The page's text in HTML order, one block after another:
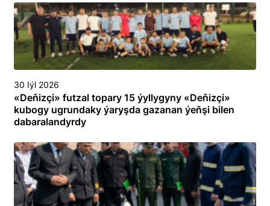
30 Iýl 2026
«Deňizçi» futzal topary 15 ýyllygyny «Deňizçi»
kubogy ugrundaky ýaryşda gazanan ýeňşi bilen
dabaralandyrdy